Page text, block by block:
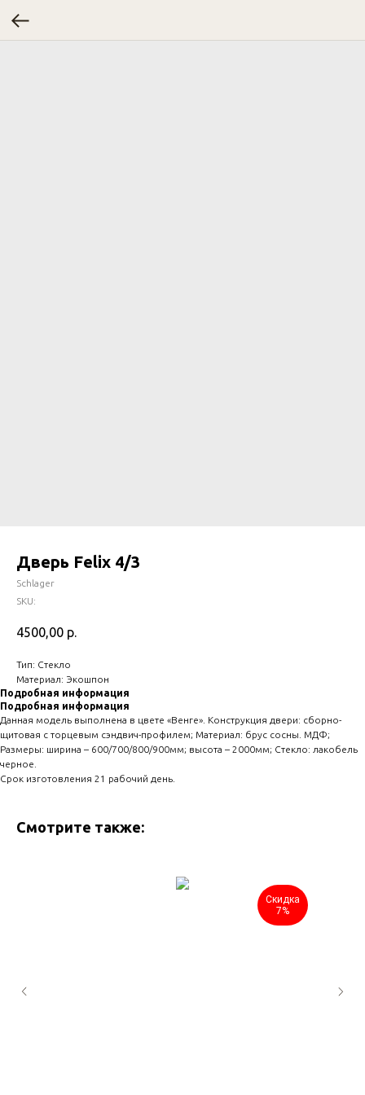
Дверь Felix 4/3
Schlager
SKU:
4500,00 р.
Тип: Стекло
Материал: Экошпон
Подробная информация
Подробная информация
Данная модель выполнена в цвете «Венге». Конструкция двери: сборно-
щитовая с торцевым сэндвич-профилем; Материал: брус сосны. МДФ;
Размеры: ширина – 600/700/800/900мм; высота – 2000мм; Стекло: лакобель
черное.
Срок изготовления 21 рабочий день.
Смотрите также:
Скидка
7%